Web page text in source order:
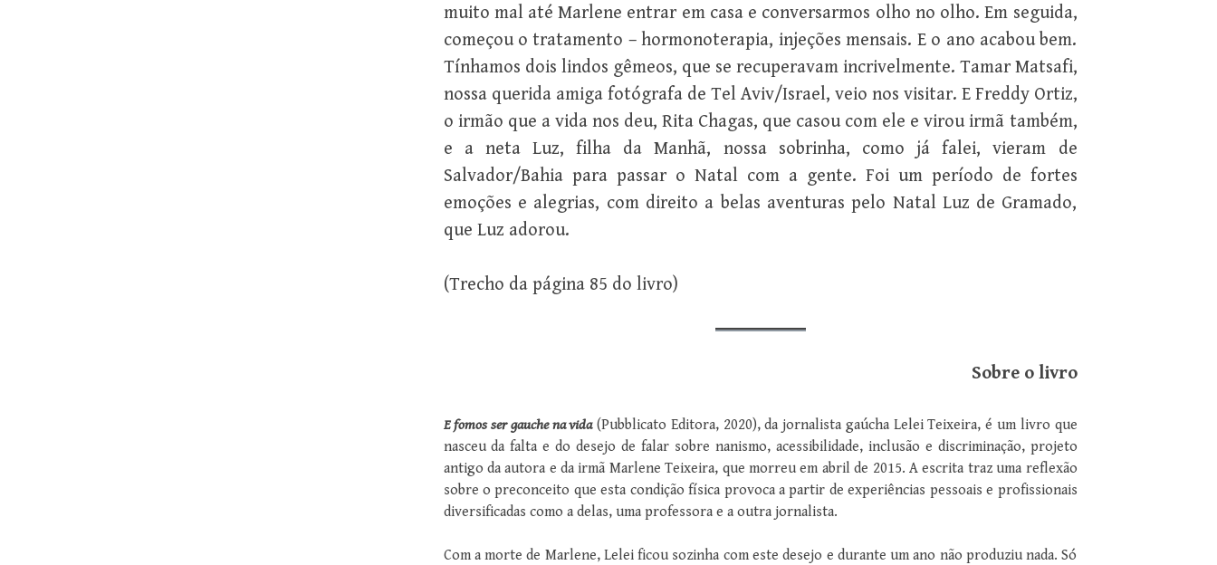
muito mal até Marlene entrar em casa e conversarmos olho no olho. Em seguida,
começou o tratamento – hormonoterapia, injeções mensais. E o ano acabou bem.
Tínhamos dois lindos gêmeos, que se recuperavam incrivelmente. Tamar Matsafi,
nossa querida amiga fotógrafa de Tel Aviv/Israel, veio nos visitar. E Freddy Ortiz,
o irmão que a vida nos deu, Rita Chagas, que casou com ele e virou irmã também,
e a neta Luz, filha da Manhã, nossa sobrinha, como já falei, vieram de
Salvador/Bahia para passar o Natal com a gente. Foi um período de fortes
emoções e alegrias, com direito a belas aventuras pelo Natal Luz de Gramado,
que Luz adorou.
(Trecho da página 85 do livro)
Sobre o livro
E fomos ser gauche na vida(Pubblicato Editora, 2020), da jornalista gaúcha Lelei Teixeira, é um livro que
nasceu da falta e do desejo de falar sobre nanismo, acessibilidade, inclusão e discriminação, projeto
antigo da autora e da irmã Marlene Teixeira, que morreu em abril de 2015. A escrita traz uma reflexão
sobre o preconceito que esta condição física provoca a partir de experiências pessoais e profissionais
diversificadas como a delas, uma professora e a outra jornalista.
Com a morte de Marlene, Lelei ficou sozinha com este desejo e durante um ano não produziu nada. Só